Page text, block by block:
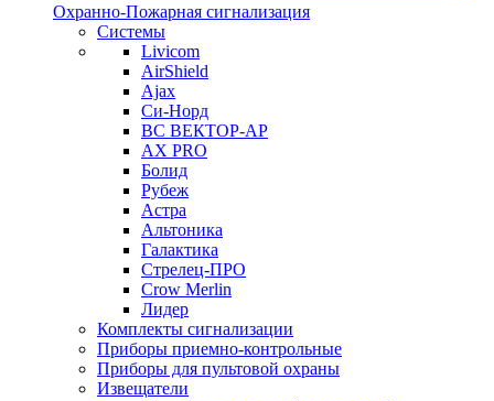
Охранно-Пожарная сигнализация
Системы
Livicom
AirShield
Ajax
Си-Норд
ВС ВЕКТОР-АР
AX PRO
Болид
Рубеж
Астра
Альтоника
Галактика
Стрелец-ПРО
Crow Merlin
Лидер
Комплекты сигнализации
Приборы приемно-контрольные
Приборы для пультовой охраны
Извещатели